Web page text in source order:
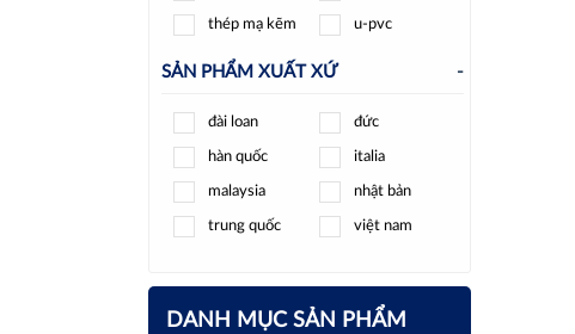
thép mạ kẽm u-pvc
SẢN PHẨM XUẤT XỨ -
đài loan đức
hàn quốc italia
malaysia nhật bản
trung quốc việt nam
DANH MỤC SẢN PHẨM